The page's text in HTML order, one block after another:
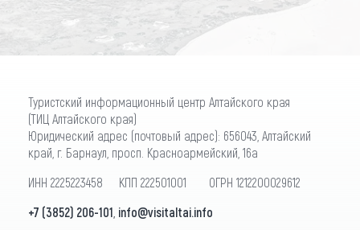
Туристский информационный центр Алтайского края
(ТИЦ Алтайского края)
Юридический адрес (почтовый адрес): 656043, Алтайский
край, г. Барнаул, просп. Красноармейский, 16а
ИНН 2225223458 КПП 222501001 ОГРН 1212200029612
+7 (3852) 206-101 info@visitaltai.info